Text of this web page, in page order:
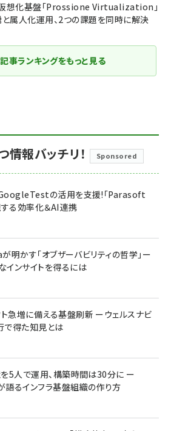
想化基盤「Prossione Virtualization」
属人化運用、2つの課題を同時に解決
事ランキングをもっと見る
報バッチリ！ Sponsored
の活用を支援!「Parasoft
る効率化＆AI連携
明かす「オブザーバビリティの哲学」ー
ンサイトを得るには
ト急増に備える基盤刷新 ーウェルスナビ
で得た知見とは
5人で運用、構築時間は30分に ー
るインフラ基盤組織の作り方